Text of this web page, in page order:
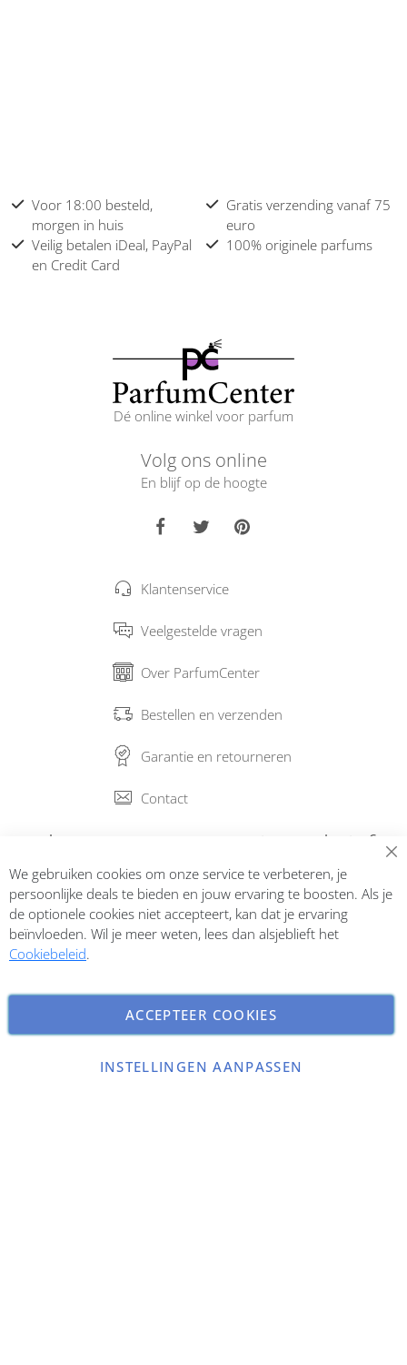
Voor 18:00 besteld,
morgen in huis
Gratis verzending vanaf 75
euro
Veilig betalen iDeal, PayPal
en Credit Card
100% originele parfums
Dé online winkel voor parfum
Volg ons online
En blijf op de hoogte
Klantenservice
Veelgestelde vragen
Over ParfumCenter
Bestellen en verzenden
Garantie en retourneren
Contact
Abonneer op onze nieuwsbrief
Inschrijven
Copyright © 2026 ParfumCenter.nl. All rights reserved.
We gebruiken cookies om onze service te verbeteren, je
persoonlijke deals te bieden en jouw ervaring te boosten. Als je
de optionele cookies niet accepteert, kan dat je ervaring
beïnvloeden. Wil je meer weten, lees dan alsjeblieft het
Cookiebeleid.
ACCEPTEER COOKIES
INSTELLINGEN AANPASSEN